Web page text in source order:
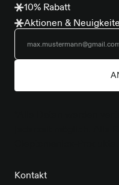
Kontakt
10% Rabatt
Aktionen &